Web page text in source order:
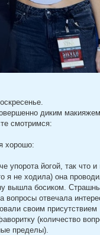
диким
смотримся:
хорошо:
упорота йогой, так что и
я не ходила) она
вышла босиком.
вопросы отвечала
своим присутствием
(количество
пределы).